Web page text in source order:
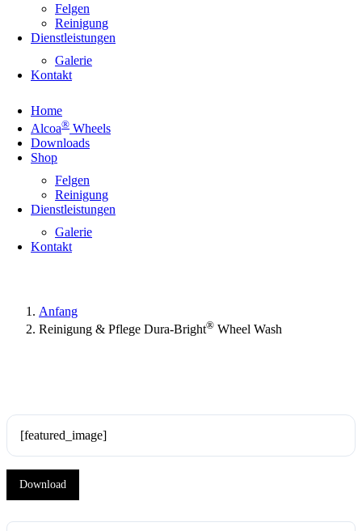
Felgen
Reinigung
Dienstleistungen
Galerie
Kontakt
Home
Alcoa® Wheels
Downloads
Shop
Felgen
Reinigung
Dienstleistungen
Galerie
Kontakt
Anfang
Reinigung & Pflege Dura-Bright® Wheel Wash
[featured_image]
Download